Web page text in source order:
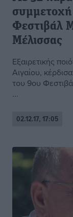
συμμετοχή
Φεστιβάλ
Μέλισσας
Εξαιρετικής
Αιγαίου,
του 9ου
...
02.12.17, 17:05